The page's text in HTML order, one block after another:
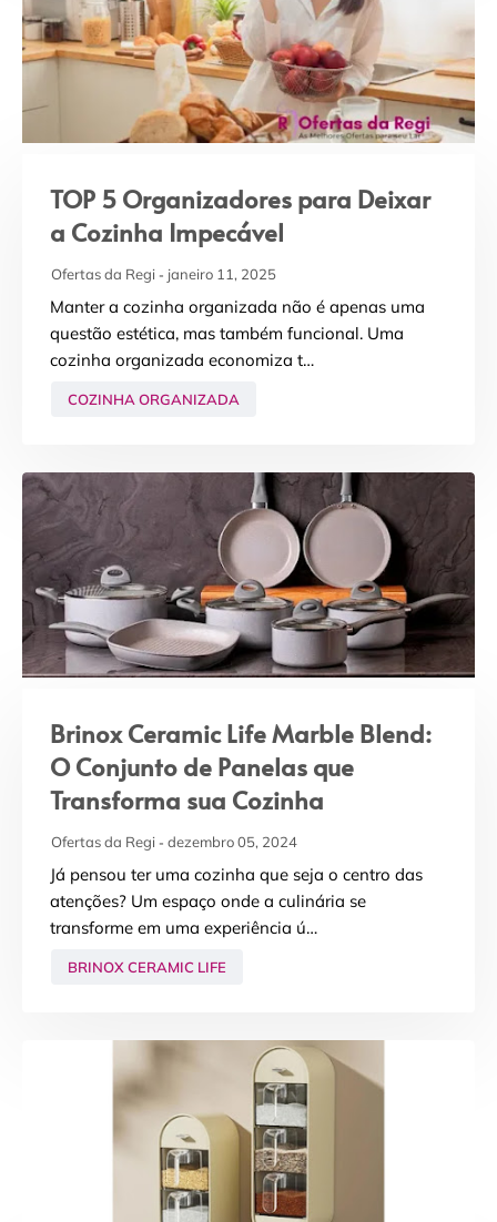
TOP 5 Organizadores para Deixar
a Cozinha Impecável
Ofertas da Regi janeiro 11, 2025
Manter a cozinha organizada não é apenas uma
questão estética, mas também funcional. Uma
cozinha organizada economiza t…
COZINHA ORGANIZADA
Brinox Ceramic Life Marble Blend:
O Conjunto de Panelas que
Transforma sua Cozinha
Ofertas da Regi dezembro 05, 2024
Já pensou ter uma cozinha que seja o centro das
atenções? Um espaço onde a culinária se
transforme em uma experiência ú…
BRINOX CERAMIC LIFE